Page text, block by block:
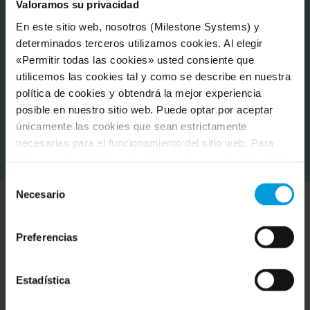
Valoramos su privacidad
En este sitio web, nosotros (Milestone Systems) y
determinados terceros utilizamos cookies. Al elegir
«Permitir todas las cookies» usted consiente que
utilicemos las cookies tal y como se describe en nuestra
política de cookies y obtendrá la mejor experiencia
posible en nuestro sitio web. Puede optar por aceptar
únicamente las cookies que sean estrictamente
necesarias para el funcionamiento del sitio web. Para
Respecto a las cookies, su consentimiento se aplica al
milestonesys.com junto con los subdominios
. Respecto a las cookies de Google, usted
también podrá instalar un complemento de inhabilitación
https://tools.google.com/dlpage/gaoptout?hl=es.
en cualquier
Necesario
Preferencias
Estadística
Descubra Milestone en